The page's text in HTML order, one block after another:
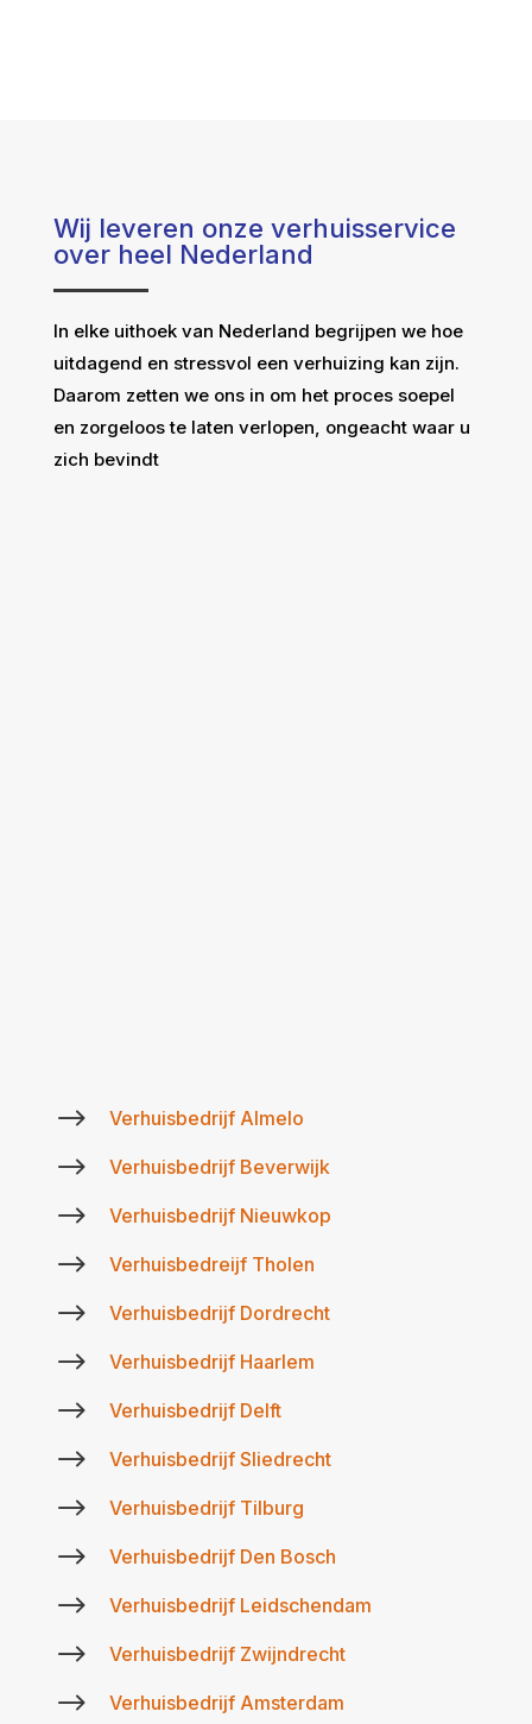
Wij leveren onze verhuisservice
over heel Nederland
In elke uithoek van Nederland begrijpen we hoe
uitdagend en stressvol een verhuizing kan zijn.
Daarom zetten we ons in om het proces soepel
en zorgeloos te laten verlopen, ongeacht waar u
zich bevindt
$ Verhuisbedrijf Almelo
$ Verhuisbedrijf Beverwijk
$ Verhuisbedrijf Nieuwkop
$ Verhuisbedreijf Tholen
$ Verhuisbedrijf Dordrecht
$ Verhuisbedrijf Haarlem
$ Verhuisbedrijf Delft
$ Verhuisbedrijf Sliedrecht
$ Verhuisbedrijf Tilburg
$ Verhuisbedrijf Den Bosch
$ Verhuisbedrijf Leidschendam
$ Verhuisbedrijf Zwijndrecht
$ Verhuisbedrijf Amsterdam